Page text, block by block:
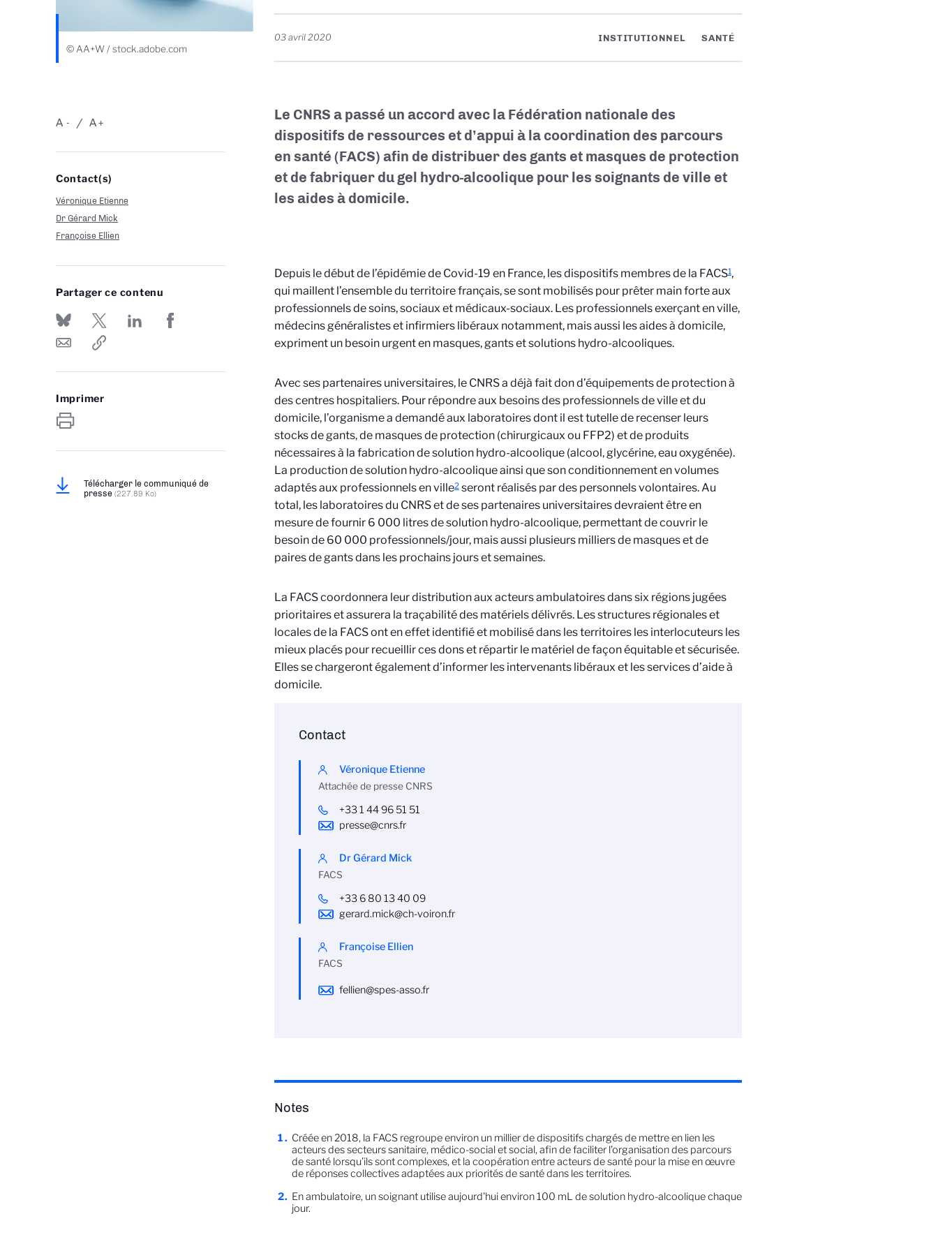
© AA+W / stock.adobe.com
-
A +
A
Contact(s)
Véronique Etienne
Dr Gérard Mick
Françoise Ellien
Partager ce contenu
Imprimer
Télécharger le communiqué de
presse (227.89 Ko)
03 avril 2020 INSTITUTIONNEL SANTÉ
Le CNRS a passé un accord avec la Fédération nationale des
dispositifs de ressources et d’appui à la coordination des parcours
en santé (FACS) afin de distribuer des gants et masques de protection
et de fabriquer du gel hydro-alcoolique pour les soignants de ville et
les aides à domicile.
Depuis le début de l’épidémie de Covid-19 en France, les dispositifs membres de la FACS1,
qui maillent l’ensemble du territoire français, se sont mobilisés pour prêter main forte aux
professionnels de soins, sociaux et médicaux-sociaux. Les professionnels exerçant en ville,
médecins généralistes et infirmiers libéraux notamment, mais aussi les aides à domicile,
expriment un besoin urgent en masques, gants et solutions hydro-alcooliques.
Avec ses partenaires universitaires, le CNRS a déjà fait don d’équipements de protection à
des centres hospitaliers. Pour répondre aux besoins des professionnels de ville et du
domicile, l’organisme a demandé aux laboratoires dont il est tutelle de recenser leurs
stocks de gants, de masques de protection (chirurgicaux ou FFP2) et de produits
nécessaires à la fabrication de solution hydro-alcoolique (alcool, glycérine, eau oxygénée).
La production de solution hydro-alcoolique ainsi que son conditionnement en volumes
adaptés aux professionnels en ville2seront réalisés par des personnels volontaires. Au
total, les laboratoires du CNRS et de ses partenaires universitaires devraient être en
mesure de fournir 6 000 litres de solution hydro-alcoolique, permettant de couvrir le
besoin de 60 000 professionnels/jour, mais aussi plusieurs milliers de masques et de
paires de gants dans les prochains jours et semaines.
La FACS coordonnera leur distribution aux acteurs ambulatoires dans six régions jugées
prioritaires et assurera la traçabilité des matériels délivrés. Les structures régionales et
locales de la FACS ont en effet identifié et mobilisé dans les territoires les interlocuteurs les
mieux placés pour recueillir ces dons et répartir le matériel de façon équitable et sécurisée.
Elles se chargeront également d’informer les intervenants libéraux et les services d’aide à
domicile.
Contact
Véronique Etienne
Attachée de presse CNRS
+33 1 44 96 51 51
presse@cnrs.fr
Dr Gérard Mick
FACS
+33 6 80 13 40 09
gerard.mick@ch-voiron.fr
Françoise Ellien
FACS
fellien@spes-asso.fr
Notes
Créée en 2018, la FACS regroupe environ un millier de dispositifs chargés de mettre en lien les
acteurs des secteurs sanitaire, médico-social et social, afin de faciliter l’organisation des parcours
de santé lorsqu’ils sont complexes, et la coopération entre acteurs de santé pour la mise en œuvre
de réponses collectives adaptées aux priorités de santé dans les territoires.
En ambulatoire, un soignant utilise aujourd’hui environ 100 mL de solution hydro-alcoolique chaque
jour.